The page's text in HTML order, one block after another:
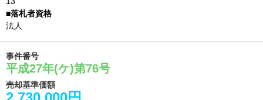
法人
事件番号
平成27年(ケ)第76号
売却基準価額